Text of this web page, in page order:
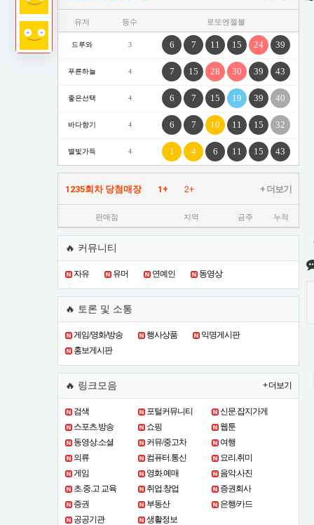
유저 등수 로또엔젤볼
드루와 3 6 7 11 15 24 39
푸른하늘 4 7 15 28 30 39 43
좋은선택 4 6 7 15 19 39 40
바다향기 4 6 7 10 11 15 32
별빛가득 4 1 4 6 11 15 43
1235회차 당첨매장 1+ 2+ + 더보기
판매점 지역 금주 누적
🔥 커뮤니티
자유 유머 연예인 동영상
🔥 토론 및 소통
게임/영화/방송 행사상품
익명게시판
홍보게시판
🔥 링크모음 + 더보기
검색 포털커뮤니티
신문.잡지가게
스포츠.방송
쇼핑
웹툰
동영상.소셜
커뮤/중고차
여행
의류
컴퓨터.통신
요리.취미
게임
영화.예매
음악.사진
초.중.고 교육
취업.창업
증권회사
증권
부동산
은행/카드
공공기관
생활정보